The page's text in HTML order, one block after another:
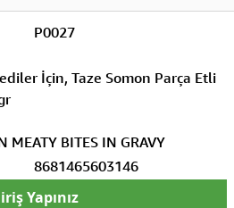
P0027
MEATY BITES IN GRAVY
İçin, Taze Somon Parça Etli
8681465603146
Yapınız